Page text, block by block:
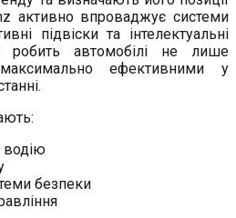
активно впроваджує системи
підвіски та інтелектуальні
автомобілі не лише
ефективними у
водію
безпеки